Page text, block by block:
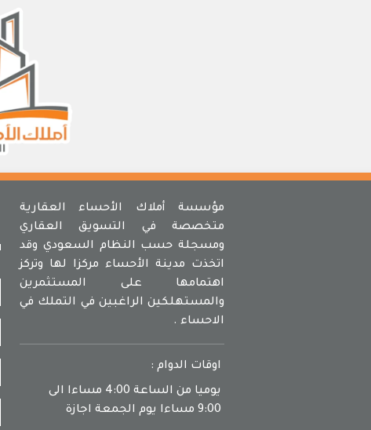
مؤسسة أملاك الأحساء العقارية
متخصصة في التسويق العقاري
ومسجلة حسب النظام السعودي وقد
اتخذت مدينة الأحساء مركزا لها وتركز
اهتمامها على المستثمرين
والمستهلكين الراغبين في التملك في
الاحساء .
اوقات الدوام :
يوميا من الساعة 4:00 مساءا الى
9:00 مساءا يوم الجمعة اجازة